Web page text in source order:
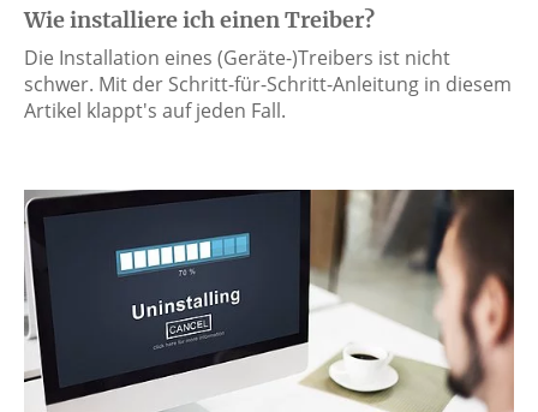
Wie installiere ich einen Treiber?
Die Installation eines (Geräte-)Treibers ist nicht
schwer. Mit der Schritt-für-Schritt-Anleitung in diesem
Artikel klappt's auf jeden Fall.